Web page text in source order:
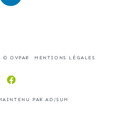
PAR AD/SUM
© OVPAR MENTIONS LÉGALES